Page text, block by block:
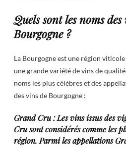
Quels sont les noms
Bourgogne ?
La Bourgogne est une région
une grande variété de vins de
noms les plus célèbres et des
des vins de Bourgogne :
Grand Cru : Les vins issus des
Cru sont considérés comme les
région. Parmi les appellations